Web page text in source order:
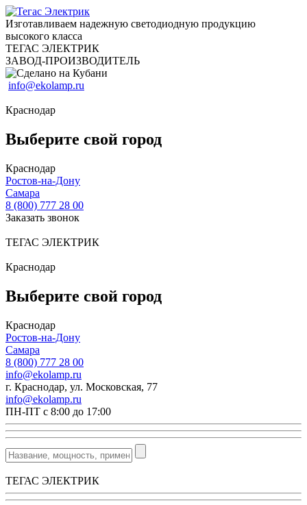
Изготавливаем надежную светодиодную продукцию
высокого класса
ТЕГАС ЭЛЕКТРИК
ЗАВОД-ПРОИЗВОДИТЕЛЬ
info@ekolamp.ru
Краснодар
Выберите свой город
Краснодар
Ростов-на-Дону
Самара
8 (800) 777 28 00
Заказать звонок
ТЕГАС ЭЛЕКТРИК
Краснодар
Выберите свой город
Краснодар
Ростов-на-Дону
Самара
8 (800) 777 28 00
info@ekolamp.ru
г. Краснодар, ул. Московская, 77
info@ekolamp.ru
ПН-ПТ с 8:00 до 17:00
ТЕГАС ЭЛЕКТРИК